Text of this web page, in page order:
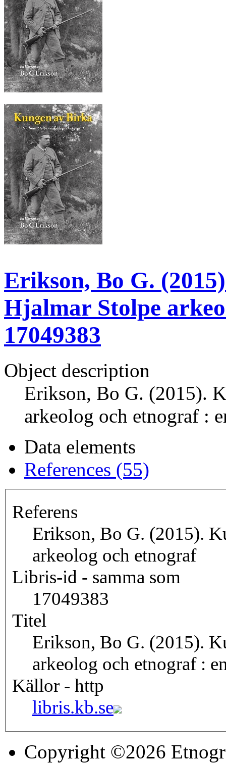
Erikson, Bo G.
Hjalmar Stolpe
17049383
Object description
Erikson, Bo G. (2015).
arkeolog och etnograf :
Data elements
References (55)
Referens
Erikson, Bo G. (2015).
arkeolog och etnograf
Libris-id - samma som
17049383
Titel
Erikson, Bo G. (2015).
arkeolog och etnograf :
Källor - http
libris.kb.se
Copyright ©2026